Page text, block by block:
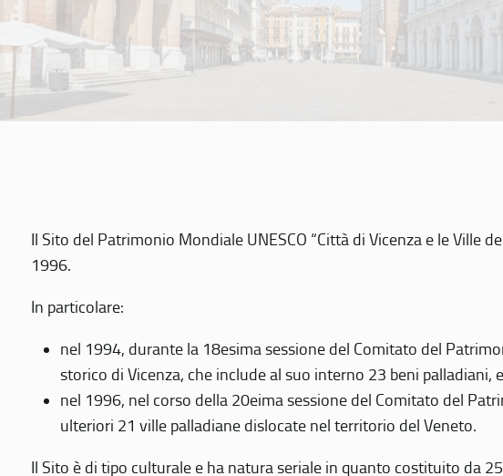
Il Sito del Patrimonio Mondiale UNESCO “Città di Vicenza e le Ville
1996.
In particolare:
nel 1994, durante la 18esima sessione del Comitato del
storico di Vicenza, che include al suo interno 23 beni palladiani,
nel 1996, nel corso della 20eima sessione del Comitato del
ulteriori 21 ville palladiane dislocate nel territorio del Veneto.
Il Sito è di tipo culturale e ha natura seriale in quanto costituito da